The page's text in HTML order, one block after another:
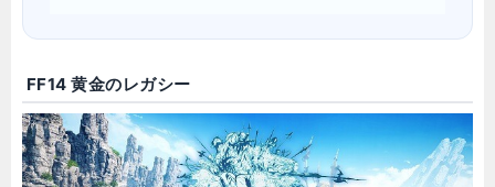
FF14 黄金のレガシー